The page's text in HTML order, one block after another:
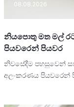
08.08.2026
නියපොතු මත මල්
පියවරෙන් පියවර
නිවසේදීම පහසුවෙන්
අලංකරණය පියවරෙන්